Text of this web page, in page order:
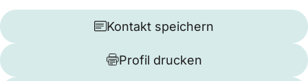
Kontakt speichern
Profil drucken